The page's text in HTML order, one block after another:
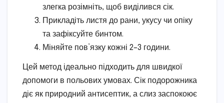
злегка розімніть, щоб виділився сік.
Прикладіть листя до рани, укусу чи опіку
та зафіксуйте бинтом.
Міняйте пов’язку кожні 2–3 години.
Цей метод ідеально підходить для швидкої
допомоги в польових умовах. Сік подорожника
діє як природний антисептик, а слиз заспокоює